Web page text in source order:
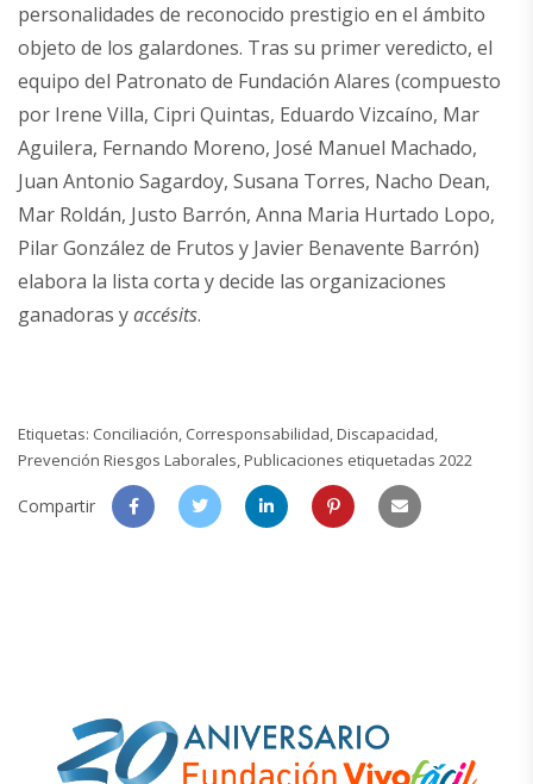
personalidades de reconocido prestigio en el ámbito
objeto de los galardones. Tras su primer veredicto, el
equipo del Patronato de Fundación Alares (compuesto
por Irene Villa, Cipri Quintas, Eduardo Vizcaíno, Mar
Aguilera, Fernando Moreno, José Manuel Machado,
Juan Antonio Sagardoy, Susana Torres, Nacho Dean,
Mar Roldán, Justo Barrón, Anna Maria Hurtado Lopo,
Pilar González de Frutos y Javier Benavente Barrón)
elabora la lista corta y decide las organizaciones
ganadoras yaccésits.
Etiquetas: Conciliación, Corresponsabilidad,Discapacidad,
Prevención Riesgos Laborales,Publicaciones etiquetadas 2022
Compartir